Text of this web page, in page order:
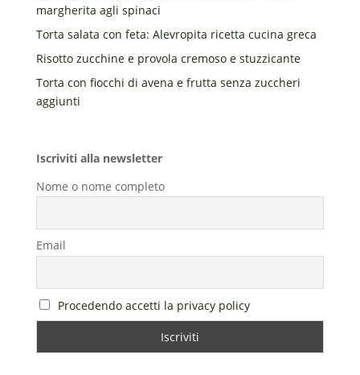
margherita agli spinaci
Torta salata con feta: Alevropita ricetta cucina greca
Risotto zucchine e provola cremoso e stuzzicante
Torta con fiocchi di avena e frutta senza zuccheri
aggiunti
Iscriviti alla newsletter
Nome o nome completo
Email
Procedendo accetti la privacy policy